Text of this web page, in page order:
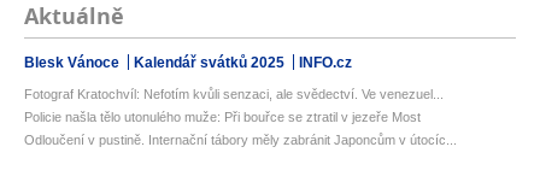
Aktuálně
Blesk Vánoce Kalendář svátků 2025 INFO.cz
Fotograf Kratochvíl: Nefotím kvůli senzaci, ale svědectví. Ve venezuel...
Policie našla tělo utonulého muže: Při bouřce se ztratil v jezeře Most
Odloučení v pustině. Internační tábory měly zabránit Japoncům v útocíc...